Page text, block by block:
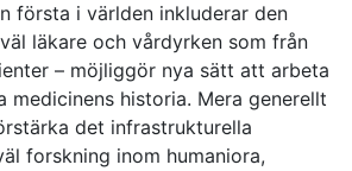
första i världen inkluderar den
läkare och vårdyrken som från
– möjliggör nya sätt att arbeta
medicinens historia. Mera generellt
det infrastrukturella
forskning inom humaniora,